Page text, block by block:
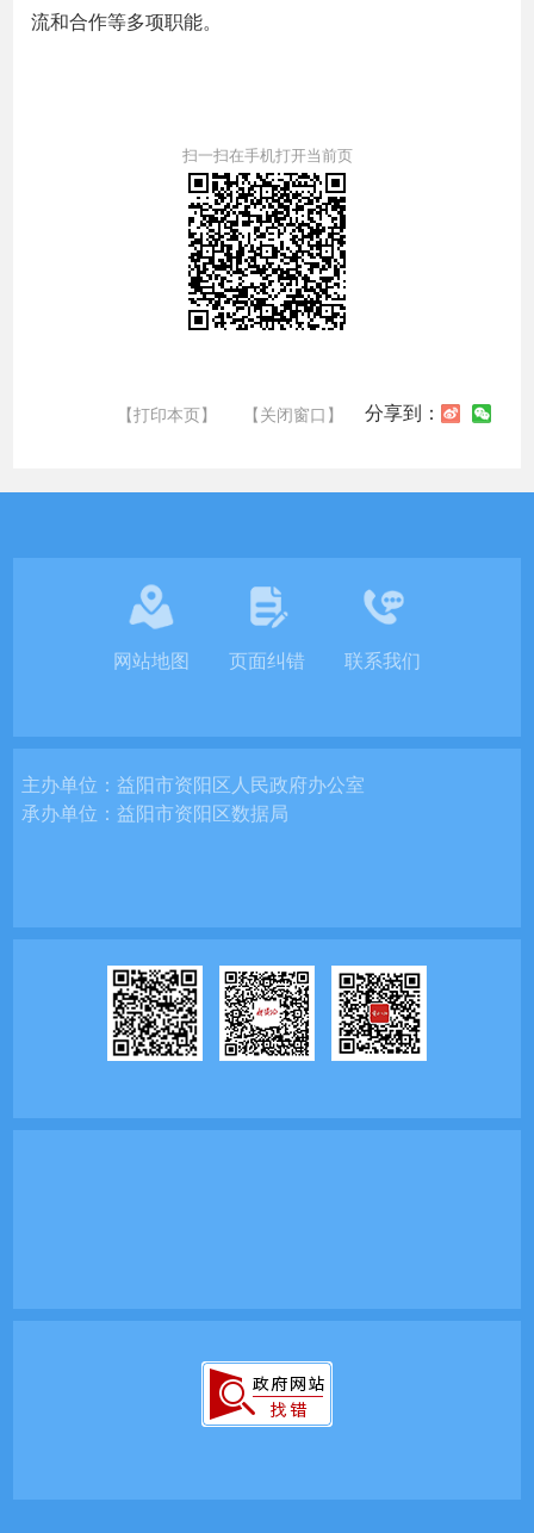
流和合作等多项职能。
扫一扫在手机打开当前页
【打印本页】 【关闭窗口】 分享到：
网站地图 页面纠错 联系我们
主办单位：益阳市资阳区人民政府办公室
承办单位：益阳市资阳区数据局